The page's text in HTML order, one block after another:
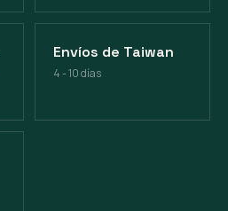
Envíos de Taiwan
4 - 10 días